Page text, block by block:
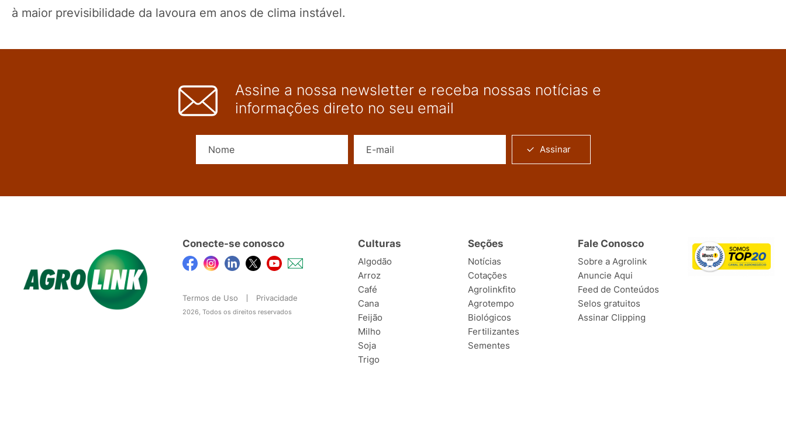
à maior previsibilidade da lavoura em anos de clima instável.
Assine a nossa newsletter e receba nossas notícias e
informações direto no seu email
Assinar
Conecte-se conosco
Termos de Uso Privacidade
2026, Todos os direitos reservados
Culturas
Algodão
Arroz
Café
Cana
Feijão
Milho
Soja
Trigo
Seções
Notícias
Cotações
Agrolinkfito
Agrotempo
Biológicos
Fertilizantes
Sementes
Fale Conosco
Sobre a Agrolink
Anuncie Aqui
Feed de Conteúdos
Selos gratuitos
Assinar Clipping